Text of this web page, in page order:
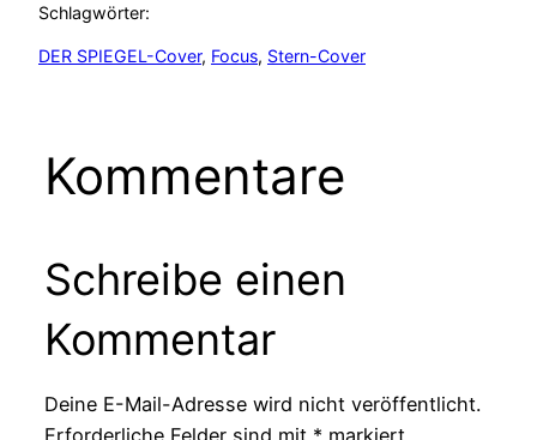
Schlagwörter:
DER SPIEGEL-Cover, Focus, Stern-Cover
Kommentare
Schreibe einen
Kommentar
Deine E-Mail-Adresse wird nicht veröffentlicht.